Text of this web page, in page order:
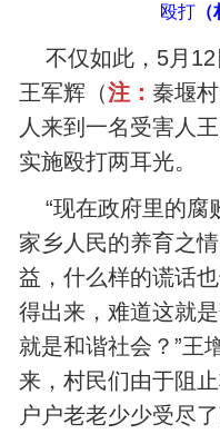
殴打
不仅如此，5月12
王军辉（注： 秦堰
人来到一名受害人
实施殴打两耳光。
“现在政府里的腐
家乡人民的养育之
益，什么样的谎话
得出来，难道这就
就是和谐社会？”王
来，村民们由于阻
户户老老少少受尽